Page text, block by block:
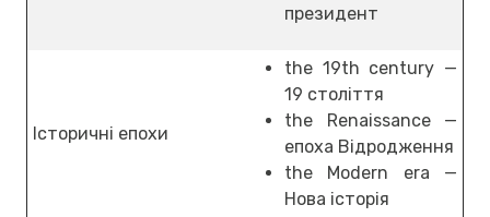
президент
Історичні епохи
the 19th century —
19 століття
the Renaissance —
епоха Відродження
the Modern era —
Нова історія